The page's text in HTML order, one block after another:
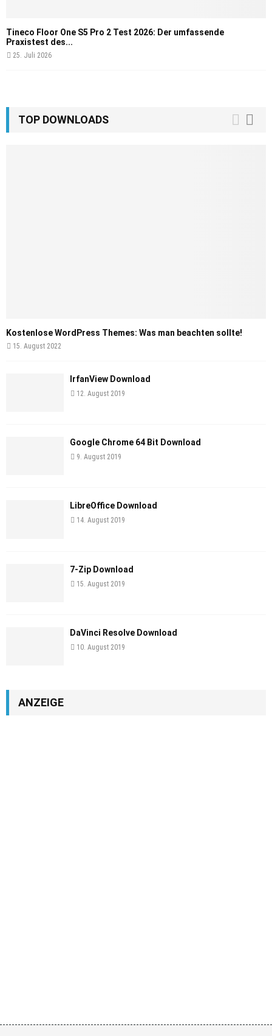
Tineco Floor One S5 Pro 2 Test 2026: Der umfassende
Praxistest des...
25. Juli 2026
TOP DOWNLOADS
Kostenlose WordPress Themes: Was man beachten sollte!
15. August 2022
IrfanView Download
12. August 2019
Google Chrome 64 Bit Download
9. August 2019
LibreOffice Download
14. August 2019
7-Zip Download
15. August 2019
DaVinci Resolve Download
10. August 2019
ANZEIGE